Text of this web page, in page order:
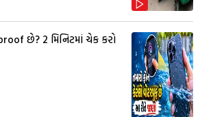
છે? 2 મિનિટમાં ચેક કરો